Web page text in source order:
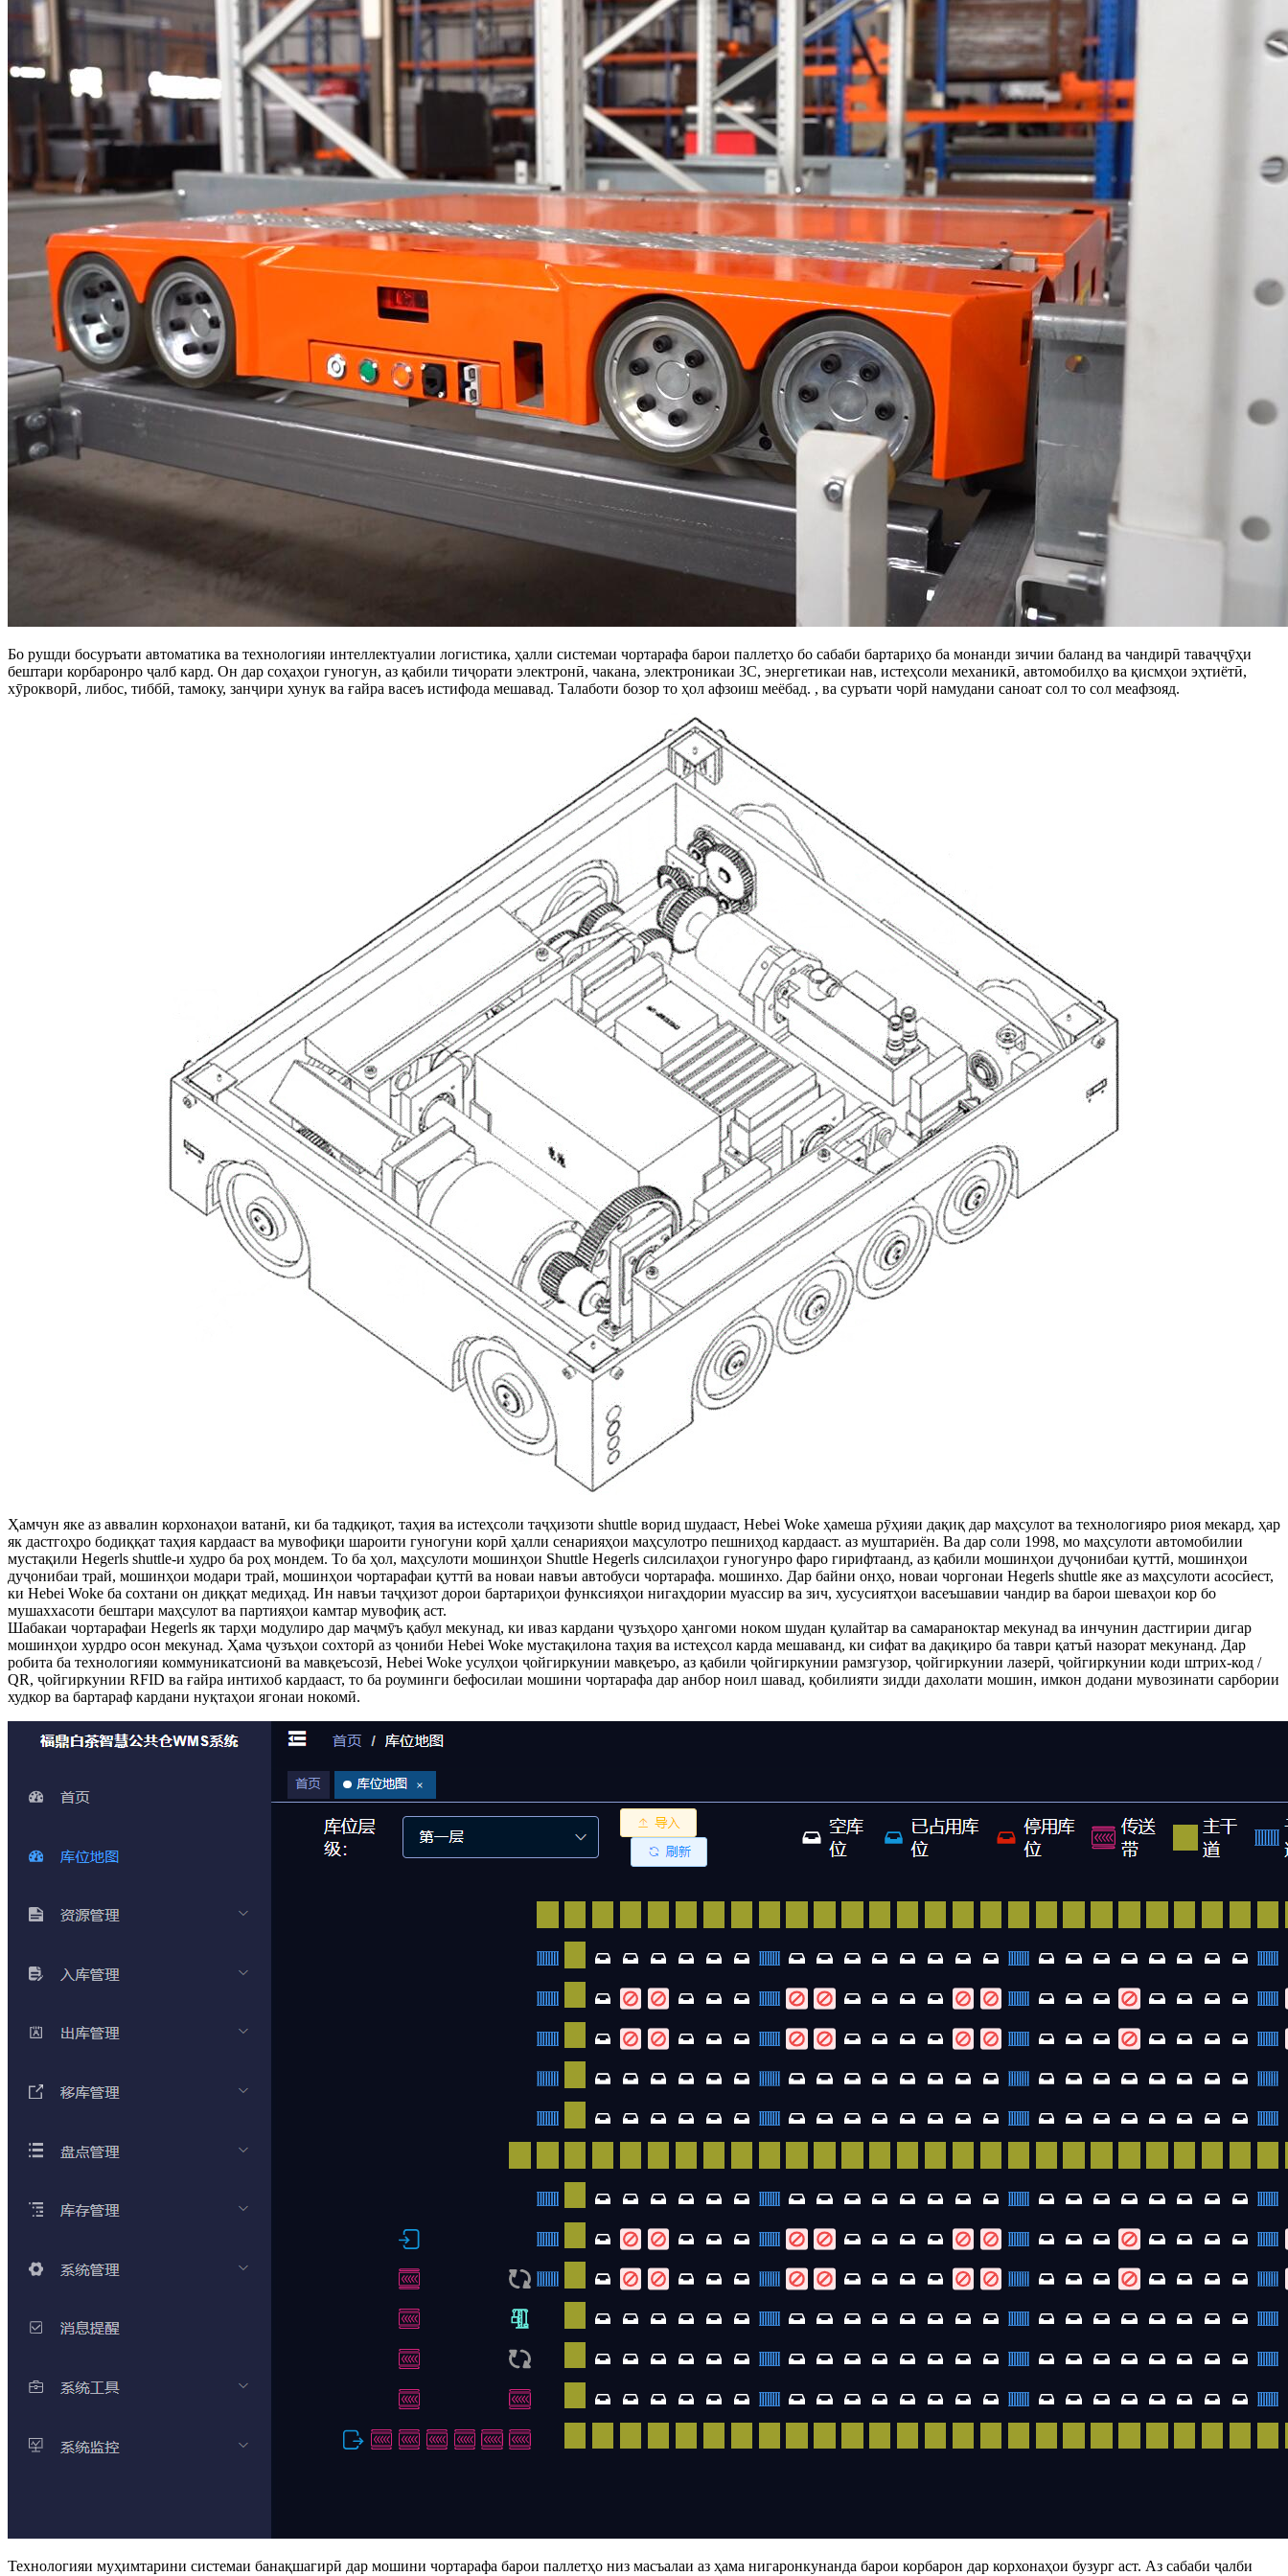
Бо рушди босуръати автоматика ва технологияи интеллектуалии логистика, ҳалли системаи чортарафа барои паллетҳо бо сабаби бартариҳо ба монанди зичии баланд ва чандирӣ таваҷҷӯҳи
бештари корбаронро ҷалб кард. Он дар соҳаҳои гуногун, аз қабили тиҷорати электронӣ, чакана, электроникаи 3C, энергетикаи нав, истеҳсоли механикӣ, автомобилҳо ва қисмҳои эҳтиётӣ,
хӯрокворӣ, либос, тиббӣ, тамоку, занҷири хунук ва ғайра васеъ истифода мешавад. Талаботи бозор то ҳол афзоиш меёбад. , ва суръати чорй намудани саноат сол то сол меафзояд.
Ҳамчун яке аз аввалин корхонаҳои ватанӣ, ки ба тадқиқот, таҳия ва истеҳсоли таҷҳизоти shuttle ворид шудааст, Hebei Woke ҳамеша рӯҳияи дақиқ дар маҳсулот ва технологияро риоя мекард, ҳар
як дастгоҳро бодиққат таҳия кардааст ва мувофиқи шароити гуногуни корӣ ҳалли сенарияҳои маҳсулотро пешниҳод кардааст. аз муштариён. Ва дар соли 1998, мо маҳсулоти автомобилии
мустақили Hegerls shuttle-и худро ба роҳ мондем. То ба ҳол, маҳсулоти мошинҳои Shuttle Hegerls силсилаҳои гуногунро фаро гирифтаанд, аз қабили мошинҳои дуҷонибаи қуттӣ, мошинҳои
дуҷонибаи трай, мошинҳои модари трай, мошинҳои чортарафаи қуттӣ ва новаи навъи автобуси чортарафа. мошинхо. Дар байни онҳо, новаи чоргонаи Hegerls shuttle яке аз маҳсулоти асосӣест,
ки Hebei Woke ба сохтани он диққат медиҳад. Ин навъи таҷҳизот дорои бартариҳои функсияҳои нигаҳдории муассир ва зич, хусусиятҳои васеъшавии чандир ва барои шеваҳои кор бо
мушаххасоти бештари маҳсулот ва партияҳои камтар мувофиқ аст.
Шабакаи чортарафаи Hegerls як тарҳи модулиро дар маҷмӯъ қабул мекунад, ки иваз кардани ҷузъҳоро ҳангоми ноком шудан қулайтар ва самараноктар мекунад ва инчунин дастгирии дигар
мошинҳои хурдро осон мекунад. Ҳама ҷузъҳои сохторӣ аз ҷониби Hebei Woke мустақилона таҳия ва истеҳсол карда мешаванд, ки сифат ва дақиқиро ба таври қатъӣ назорат мекунанд. Дар
робита ба технологияи коммуникатсионӣ ва мавқеъсозӣ, Hebei Woke усулҳои ҷойгиркунии мавқеъро, аз қабили ҷойгиркунии рамзгузор, ҷойгиркунии лазерӣ, ҷойгиркунии коди штрих-код / ​​
QR, ҷойгиркунии RFID ва ғайра интихоб кардааст, то ба роуминги бефосилаи мошини чортарафа дар анбор ноил шавад, қобилияти зидди дахолати мошин, имкон додани мувозинати сарбории
худкор ва бартараф кардани нуқтаҳои ягонаи нокомӣ.
Технологияи муҳимтарини системаи банақшагирӣ дар мошини чортарафа барои паллетҳо низ масъалаи аз ҳама нигаронкунанда барои корбарон дар корхонаҳои бузург аст. Аз сабаби ҷалби